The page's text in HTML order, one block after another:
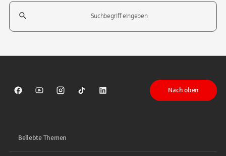
Suchfeld
Sparkasse auf Facebook
Sparkasse auf Youtube
Sparkasse auf Instagram
Sparkasse auf TikTok
Sparkasse auf LinkedIn
Nach oben
Beliebte Themen